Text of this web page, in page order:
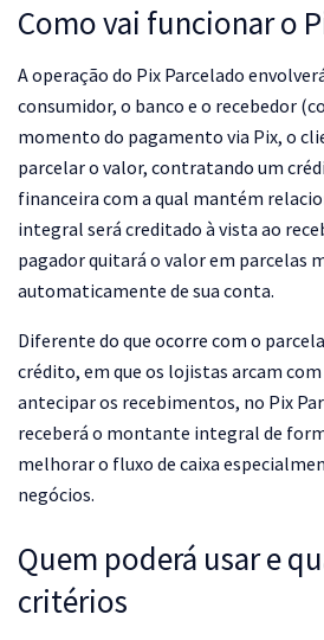
Como vai funcionar o
A operação do Pix Parcelado
consumidor, o banco e o recebedor
momento do pagamento via Pix, o
parcelar o valor, contratando um
financeira com a qual mantém
integral será creditado à vista ao
pagador quitará o valor em parcelas
automaticamente de sua conta.
Diferente do que ocorre com o
crédito, em que os lojistas arcam
antecipar os recebimentos, no Pix
receberá o montante integral de
melhorar o fluxo de caixa
negócios.
Quem poderá usar e
critérios